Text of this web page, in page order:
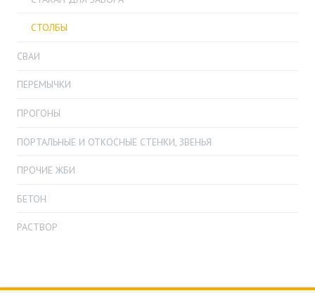
СТОЛБЫ
СВАИ
ПЕРЕМЫЧКИ
ПРОГОНЫ
ПОРТАЛЬНЫЕ И ОТКОСНЫЕ СТЕНКИ, ЗВЕНЬЯ
ПРОЧИЕ ЖБИ
БЕТОН
РАСТВОР